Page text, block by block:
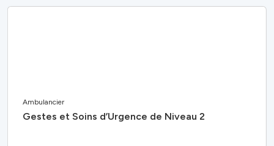
Ambulancier
Gestes et Soins d’Urgence de Niveau 2